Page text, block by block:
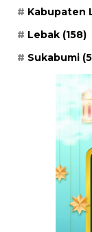
Kabupaten
Lebak (158)
Sukabumi